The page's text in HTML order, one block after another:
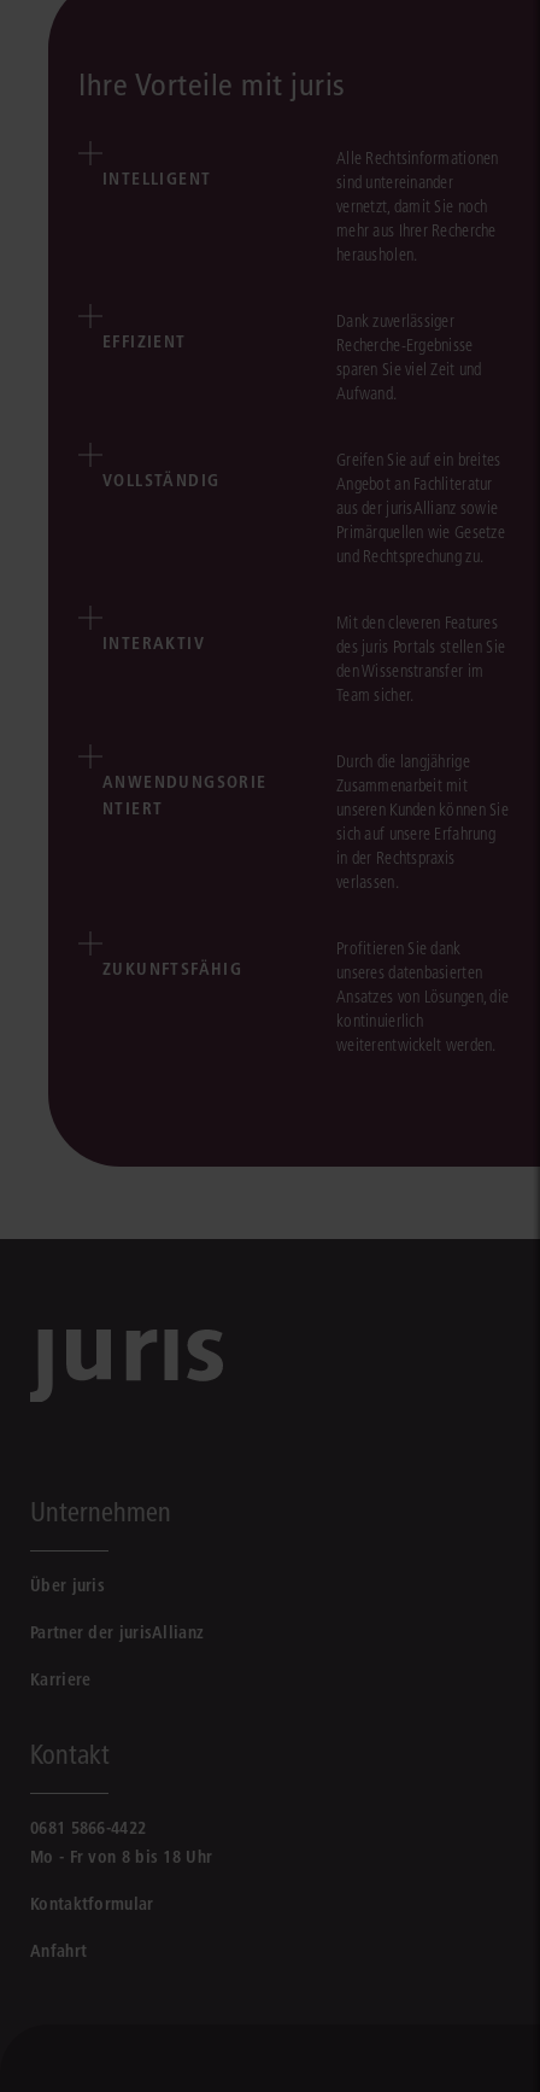
Ihre Vorteile mit juris
INTELLIGENT
Alle Rechtsinformationen
sind untereinander
vernetzt, damit Sie noch
mehr aus Ihrer Recherche
herausholen.
EFFIZIENT
Dank zuverlässiger
Recherche-Ergebnisse
sparen Sie viel Zeit und
Aufwand.
VOLLSTÄNDIG
Greifen Sie auf ein breites
Angebot an Fachliteratur
aus der jurisAllianz sowie
Primärquellen wie Gesetze
und Rechtsprechung zu.
INTERAKTIV
Mit den cleveren Features
des juris Portals stellen Sie
den Wissenstransfer im
Team sicher.
ANWENDUNGSORIE
NTIERT
Durch die langjährige
Zusammenarbeit mit
unseren Kunden können Sie
sich auf unsere Erfahrung
in der Rechtspraxis
verlassen.
ZUKUNFTSFÄHIG
Profitieren Sie dank
unseres datenbasierten
Ansatzes von Lösungen, die
kontinuierlich
weiterentwickelt werden.
Unternehmen
Über juris
Partner der jurisAllianz
Karriere
Kontakt
0681 5866-4422
Mo - Fr von 8 bis 18 Uhr
Kontaktformular
Anfahrt